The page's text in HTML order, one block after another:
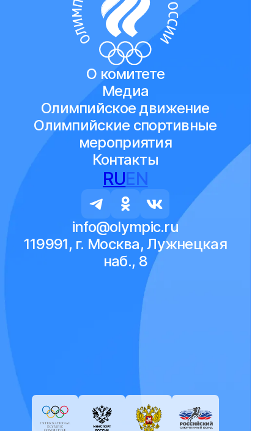
О комитете
Медиа
Олимпийское движение
Олимпийские спортивные
мероприятия
Контакты
RUEN
info@olympic.ru
119991, г. Москва, Лужнецкая
наб., 8